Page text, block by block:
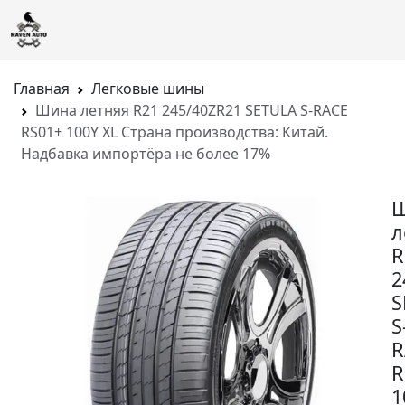
Главная
Легковые шины
Шина летняя R21 245/40ZR21 SETULA S-RACE
RS01+ 100Y XL Страна производства: Китай.
Надбавка импортёра не более 17%